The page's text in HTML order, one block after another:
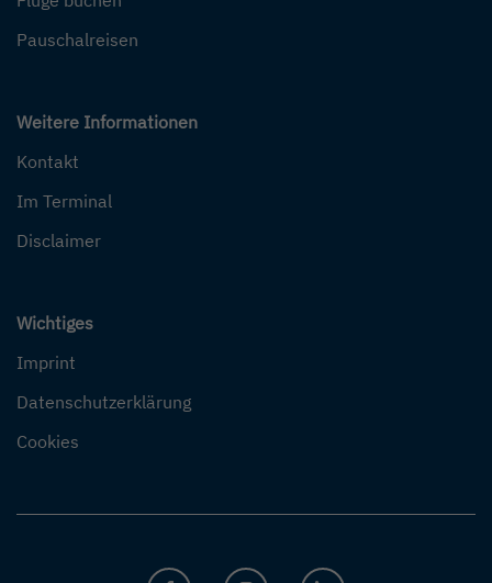
Pauschalreisen
Weitere Informationen
Kontakt
Im Terminal
Disclaimer
Wichtiges
Imprint
Datenschutzerklärung
Cookies